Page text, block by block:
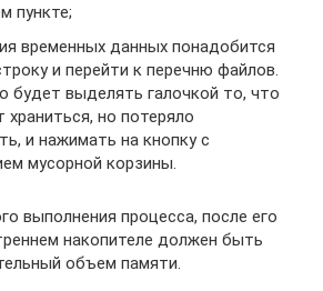
пункте;
временных данных понадобится
и перейти к перечню файлов.
будет выделять галочкой то, что
но потеряло
и нажимать на кнопку с
мусорной корзины.
выполнения процесса, после его
накопителе должен быть
объем памяти.